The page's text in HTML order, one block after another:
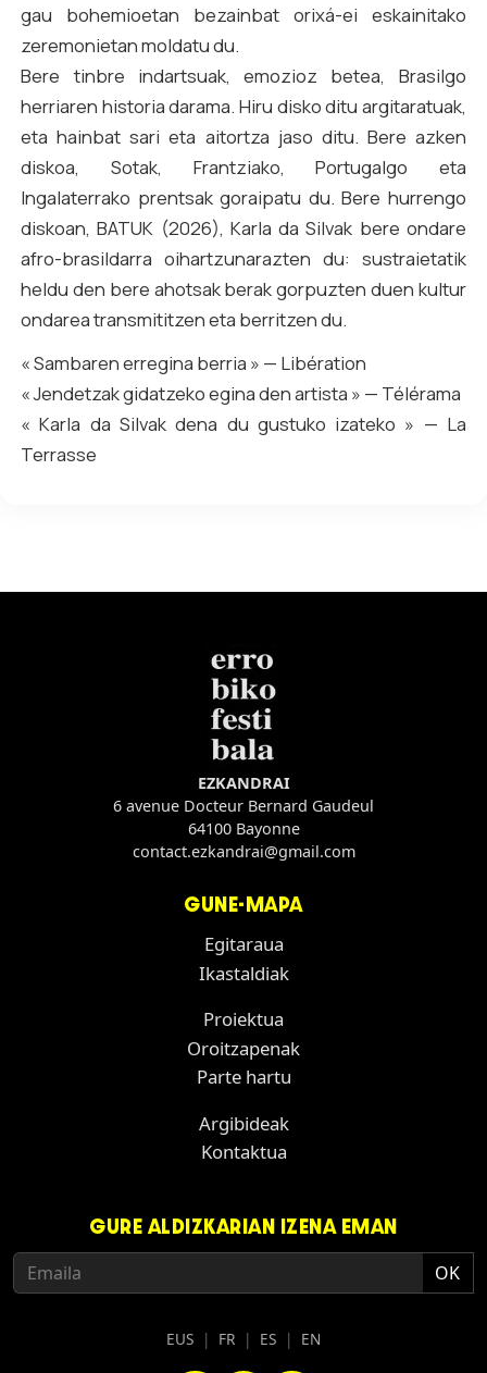
gau bohemioetan bezainbat orixá-ei eskainitako
zeremonietan moldatu du.
Bere tinbre indartsuak, emozioz betea, Brasilgo
herriaren historia darama. Hiru disko ditu argitaratuak,
eta hainbat sari eta aitortza jaso ditu. Bere azken
diskoa, Sotak, Frantziako, Portugalgo eta
Ingalaterrako prentsak goraipatu du. Bere hurrengo
diskoan,BATUK (2026), Karla da Silvak bere ondare
afro-brasildarra oihartzunarazten du: sustraietatik
heldu den bere ahotsak berak gorpuzten duen kultur
ondarea transmititzen eta berritzen du.
« Sambaren erregina berria » — Libération
« Jendetzak gidatzeko egina den artista » — Télérama
« Karla da Silvak dena du gustuko izateko » — La
Terrasse
EZKANDRAI
6 avenue Docteur Bernard Gaudeul
64100 Bayonne
contact.ezkandrai@gmail.com
GUNE-MAPA
Egitaraua
Ikastaldiak
Proiektua
Oroitzapenak
Parte hartu
Argibideak
Kontaktua
GURE ALDIZKARIAN IZENA EMAN
EUS | FR | ES | EN